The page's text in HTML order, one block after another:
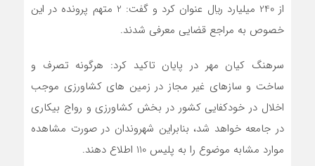
از 240 ميليارد ريال عنوان کرد و گفت: 2 متهم پرونده در اين
خصوص به مراجع قضايي معرفي شدند.
سرهنگ کيان مهر در پايان تاکيد کرد: هرگونه تصرف و
ساخت و سازهاي غير مجاز در زمين هاي کشاورزي موجب
اخلال در خودکفايي کشور در بخش کشاورزي و رواج بيکاري
در جامعه خواهد شد، بنابراين شهروندان در صورت مشاهده
موارد مشابه موضوع را به پليس 110 اطلاع دهند.